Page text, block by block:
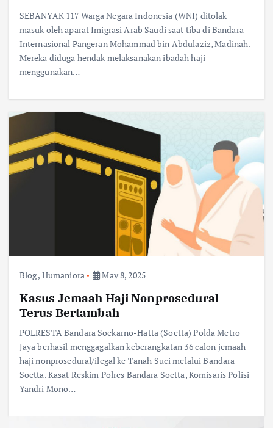
SEBANYAK 117 Warga Negara Indonesia (WNI) ditolak
masuk oleh aparat Imigrasi Arab Saudi saat tiba di Bandara
Internasional Pangeran Mohammad bin Abdulaziz, Madinah.
Mereka diduga hendak melaksanakan ibadah haji
menggunakan…
Blog, Humaniora May 8, 2025
Kasus Jemaah Haji Nonprosedural
Terus Bertambah
POLRESTA Bandara Soekarno-Hatta (Soetta) Polda Metro
Jaya berhasil menggagalkan keberangkatan 36 calon jemaah
haji nonprosedural/ilegal ke Tanah Suci melalui Bandara
Soetta. Kasat Reskim Polres Bandara Soetta, Komisaris Polisi
Yandri Mono…